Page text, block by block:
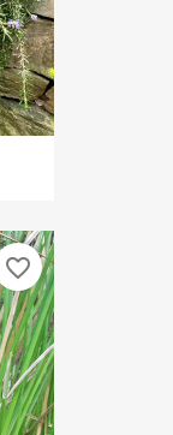
favorite_border